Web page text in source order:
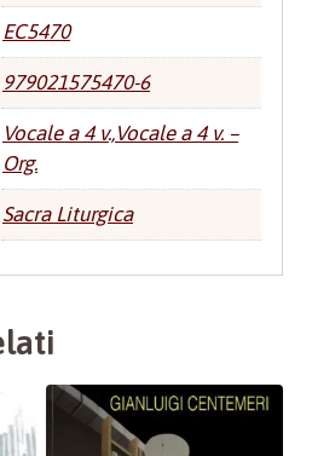
EC5470
979021575470-6
Vocale a 4 v.,Vocale a 4 v. –
Org.
Sacra Liturgica